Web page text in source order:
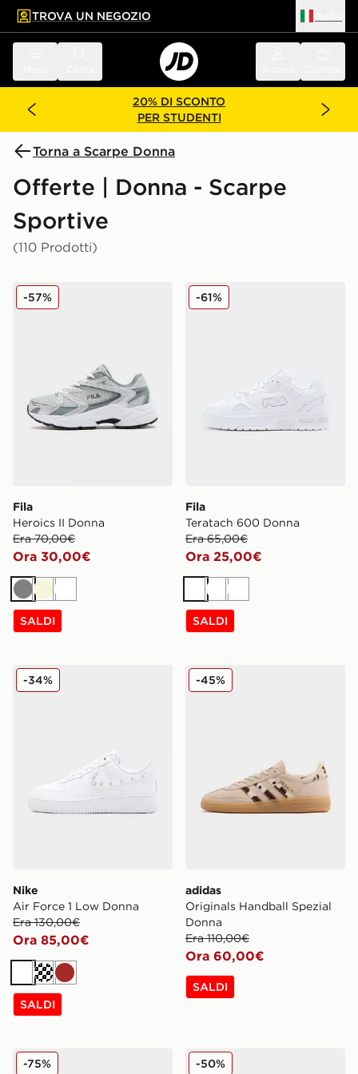
principale
a fondo pagina
TROVA UN NEGOZIO
20% DI SCONTO
PER STUDENTI
Torna a Scarpe Donna
Offerte | Donna - Scarpe
Sportive
(110 Prodotti)
Fila Heroics II Donna
Fila
Heroics II Donna
Era 70,00€
Ora 30,00€
-57%
GrigioBeigeBianco
SALDI
Fila Teratach 600 Donna
Fila
Teratach 600 Donna
Era 65,00€
Ora 25,00€
-61%
Bianco
BiancoBianco
SALDI
Nike Air Force 1 Low Donna
Nike
Air Force 1 Low Donna
Era 130,00€
Ora 85,00€
-34%
Bianco
CremaMarrone
SALDI
adidas Originals Handball
adidas
Originals Handball Spezial
Donna
Era 110,00€
Ora 60,00€
-45%
SALDI
Reebok Workout Plus Donna
-75% adidas Originals Campus
-50%